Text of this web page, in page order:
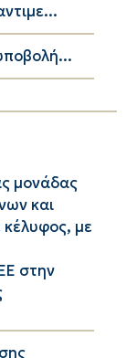
μονάδας
και
με
στην